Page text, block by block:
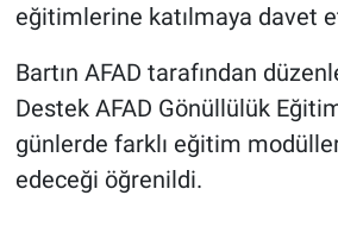
eğitimlerine katılmaya davet
Bartın AFAD tarafından
Destek AFAD Gönüllülük
günlerde farklı eğitim
edeceği öğrenildi.